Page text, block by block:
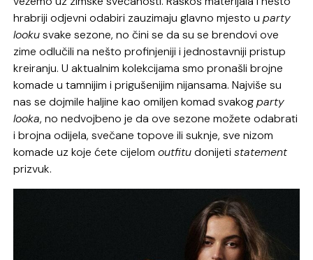
hrabriji odjevni odabiri zauzimaju glavno mjesto uparty
lookusvake sezone, no čini se da su se brendovi ove
zime odlučili na nešto profinjeniji i jednostavniji pristup
kreiranju. U aktualnim kolekcijama smo pronašli brojne
komade u tamnijim i prigušenijim nijansama. Najviše su
nas se dojmile haljine kao omiljen komad svakogparty
looka, no nedvojbeno je da ove sezone možete odabrati
i brojna odijela, svečane topove ili suknje, sve nizom
komade uz koje ćete cijelomoutfitudonijetistatement
prizvuk.